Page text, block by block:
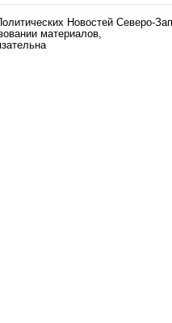
Новостей Северо-
материалов,